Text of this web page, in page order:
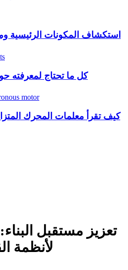
استكشاف المكونات الرئيسية
كل ما تحتاج لمعرفته
كيف تقرأ معلمات المحرك
تعزيز مستقبل
لأنظمة